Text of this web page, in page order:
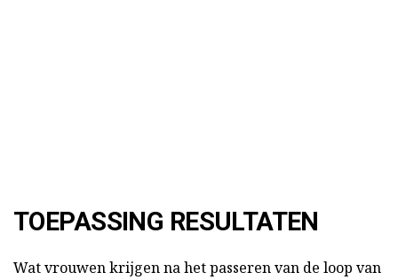
TOEPASSING RESULTATEN
Wat vrouwen krijgen na het passeren van de loop van